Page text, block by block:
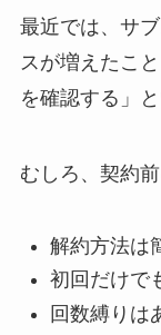
最近では、サ
スが増えたこ
を確認する」
むしろ、契約
解約方法は
初回だけで
回数縛りは